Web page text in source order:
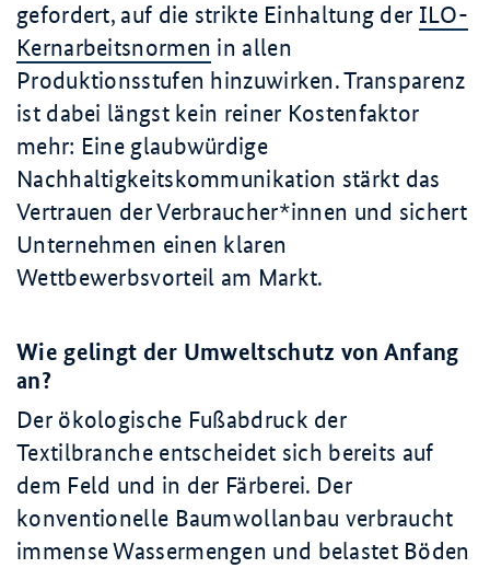
gefordert, auf die strikte Einhaltung der ILO-
Kernarbeitsnormen in allen
Produktionsstufen hinzuwirken. Transparenz
ist dabei längst kein reiner Kostenfaktor
mehr: Eine glaubwürdige
Nachhaltigkeitskommunikation stärkt das
Vertrauen der Verbraucher*innen und sichert
Unternehmen einen klaren
Wettbewerbsvorteil am Markt.
Wie gelingt der Umweltschutz von Anfang
an?
Der ökologische Fußabdruck der
Textilbranche entscheidet sich bereits auf
dem Feld und in der Färberei. Der
konventionelle Baumwollanbau verbraucht
immense Wassermengen und belastet Böden